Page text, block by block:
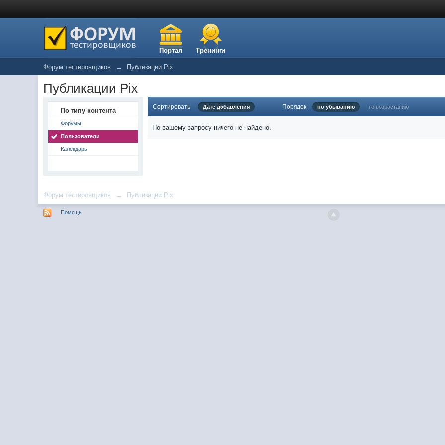
Портал Тренинги
Форум тестировщиков → Публикации Pix
Публикации Pix
По типу контента
Форумы
Пользователи
Календарь
Сортировать Дате добавления Порядок по убыванию по возрастанию
По вашему запросу ничего не найдено.
Форум тестировщиков → Публикации Pix
Помощь